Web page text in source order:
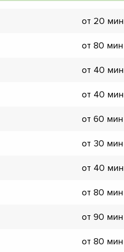
от 20 мин
от 80 мин
от 40 мин
от 40 мин
от 60 мин
от 30 мин
от 40 мин
от 80 мин
от 90 мин
от 80 мин